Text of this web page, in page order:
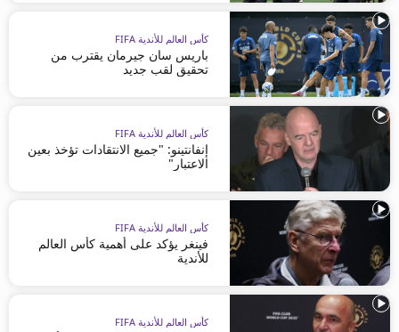
كأس العالم للأندية FIFA
باريس سان جيرمان يقترب من
تحقيق لقب جديد
كأس العالم للأندية FIFA
إنفانتينو: "جميع الانتقادات تؤخذ بعين
الاعتبار"
كأس العالم للأندية FIFA
فينغر يؤكد على أهمية كأس العالم
للأندية
كأس العالم للأندية FIFA